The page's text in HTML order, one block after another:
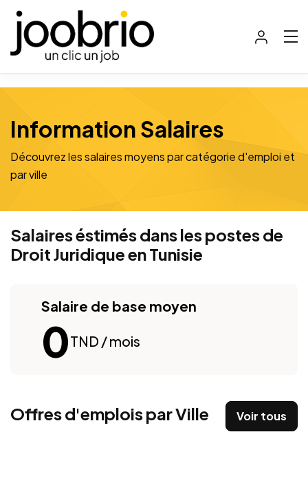
Information Salaires
Découvrez les salaires moyens par catégorie d'emploi et
par ville
Salaires éstimés dans les postes de
Droit Juridiqueen Tunisie
Salaire de base moyen
0TND / mois
Offres d'emplois par Ville Voir tous